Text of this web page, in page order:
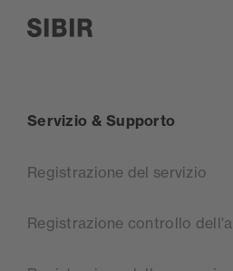
Servizio & Supporto
Registrazione del servizio
Registrazione controllo